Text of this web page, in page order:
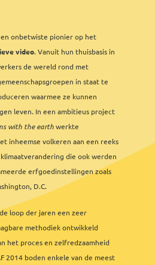
onbetwiste pionier op het
video. Vanuit hun thuisbasis in
de wereld rond met
in staat te
waarmee ze kunnen
leven. In een ambitieus project
with the earth werkte
inheemse volkeren aan een reeks
die ook werden
erfgoedinstellingen zoals
D.C.
loop der jaren een zeer
methodiek ontwikkeld
het proces en zelfredzaamheid
2014 boden enkele van de meest
2
23
3
2
7
12
6
5 2
28
5
Leaflet &OFM©